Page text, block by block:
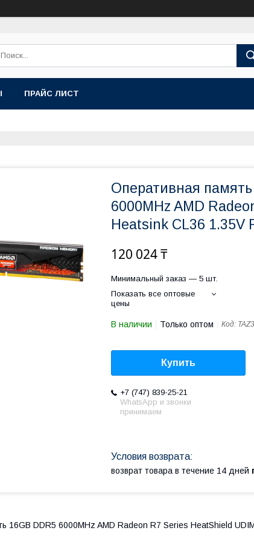
ПРАЙС ЛИСТ
Оперативная
6000MHz AMD
Heatsink CL36 1.35V
120 024 ₸
Минимальный заказ — 5 шт.
Показать все оптовые
цены
В наличии Только оптом Код:
Купить
+7 (747) 839-25-21
WhatsApp и звонки
принимаем
возврат товара в течение 14 дней
16GB DDR5 6000MHz AMD Radeon R7 Series HeatShield